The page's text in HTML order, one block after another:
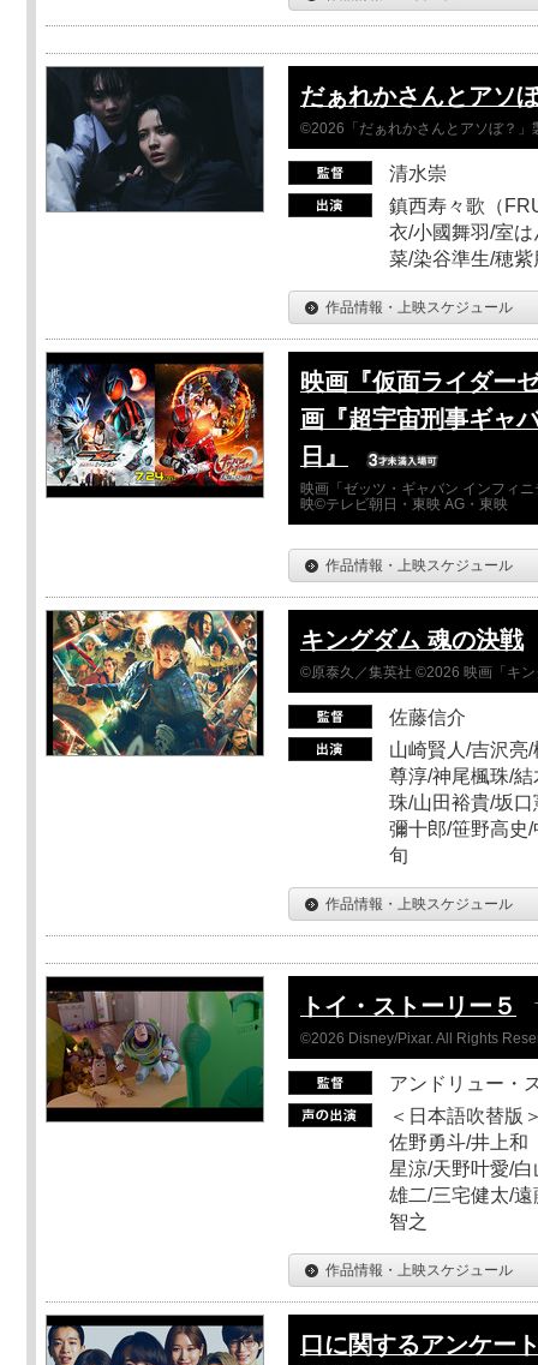
だぁれかさんとアソ
©2026「だぁれかさんとアソぼ？」
清水崇
鎮西寿々歌（
衣/小國舞羽/室
菜/染谷準生/穂
作品情報・上映スケジュール
映画『仮面ライダー
画『超宇宙刑事ギャ
日』
映画「ゼッツ・ギャバン インフィ
映©テレビ朝日・東映 AG・東映
作品情報・上映スケジュール
キングダム 魂の決戦
©原泰久／集英社 ©2026 映画「キ
佐藤信介
山崎賢人/吉沢亮
尊淳/神尾楓珠/
珠/山田裕貴/坂
彌十郎/笹野高史
旬
作品情報・上映スケジュール
トイ・ストーリー５
©2026 Disney/Pixar. All Rights
アンドリュー・
＜日本語吹替版
佐野勇斗/井上和
星涼/天野叶愛/
雄二/三宅健太/
智之
作品情報・上映スケジュール
口に関するアンケー